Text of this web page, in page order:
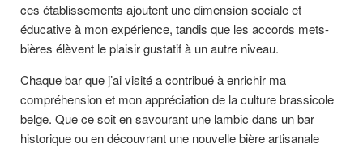
ces établissements ajoutent une dimension sociale et
éducative à mon expérience, tandis que les accords mets-
bières élèvent le plaisir gustatif à un autre niveau.
Chaque bar que j’ai visité a contribué à enrichir ma
compréhension et mon appréciation de la culture brassicole
belge. Que ce soit en savourant une lambic dans un bar
historique ou en découvrant une nouvelle bière artisanale